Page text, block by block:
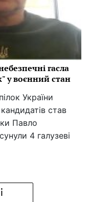
гасла
у воєнний стан
України
став
Павло
4 галузеві